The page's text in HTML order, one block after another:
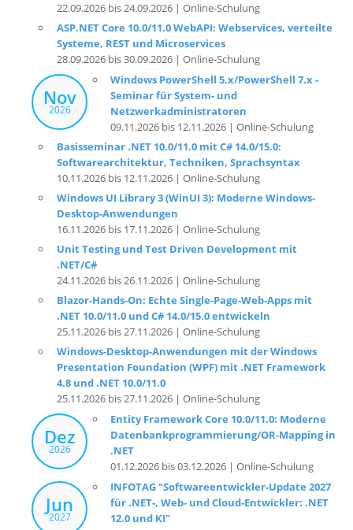
22.09.2026 bis 24.09.2026 | Online-Schulung
ASP.NET Core 10.0/11.0 WebAPI: Webservices, verteilte
Systeme, REST und Microservices
28.09.2026 bis 30.09.2026 | Online-Schulung
Nov
2026
Windows PowerShell 5.x/PowerShell 7.x -
Seminar für System- und
Netzwerkadministratoren
09.11.2026 bis 12.11.2026 | Online-Schulung
Basisseminar .NET 10.0/11.0 mit C# 14.0/15.0:
Softwarearchitektur, Techniken, Sprachsyntax
10.11.2026 bis 12.11.2026 | Online-Schulung
Windows UI Library 3 (WinUI 3): Moderne Windows-
Desktop-Anwendungen
16.11.2026 bis 17.11.2026 | Online-Schulung
Unit Testing und Test Driven Development mit
.NET/C#
24.11.2026 bis 26.11.2026 | Online-Schulung
Blazor-Hands-On: Echte Single-Page-Web-Apps mit
.NET 10.0/11.0 und C# 14.0/15.0 entwickeln
25.11.2026 bis 27.11.2026 | Online-Schulung
Windows-Desktop-Anwendungen mit der Windows
Presentation Foundation (WPF) mit .NET Framework
4.8 und .NET 10.0/11.0
25.11.2026 bis 27.11.2026 | Online-Schulung
Dez
2026
Entity Framework Core 10.0/11.0: Moderne
Datenbankprogrammierung/OR-Mapping in
.NET
01.12.2026 bis 03.12.2026 | Online-Schulung
Jun
2027
INFOTAG "Softwareentwickler-Update 2027
für .NET-, Web- und Cloud-Entwickler: .NET
12.0 und KI"